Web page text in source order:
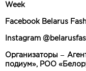
Week
Facebook Belarus
Instagram @
Организаторы –
подиум», РОО